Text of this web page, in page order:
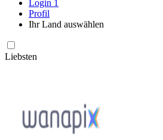
Login 1
Profil
Ihr Land auswählen
Liebsten